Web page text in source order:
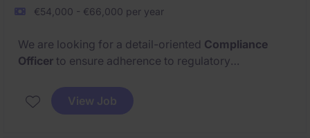
€54,000 - €66,000 per year
We are looking for a detail-oriented Compliance
Officer to ensure adherence to regulatory
services industry . This position offers an excellent
opportunity to work in a challenging and rewarding
View Job